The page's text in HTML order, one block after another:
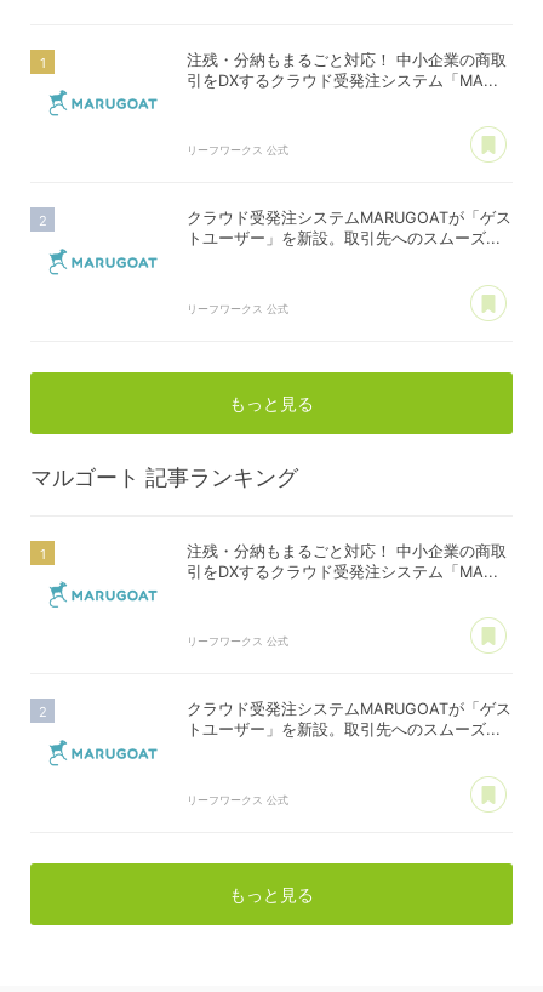
注残・分納もまるごと対応！ 中小企業の商取
引をDXするクラウド受発注システム「MA...
リーフワークス 公式
クラウド受発注システムMARUGOATが「ゲス
トユーザー」を新設。取引先へのスムーズ...
リーフワークス 公式
もっと見る
マルゴート 記事ランキング
注残・分納もまるごと対応！ 中小企業の商取
引をDXするクラウド受発注システム「MA...
リーフワークス 公式
クラウド受発注システムMARUGOATが「ゲス
トユーザー」を新設。取引先へのスムーズ...
リーフワークス 公式
もっと見る